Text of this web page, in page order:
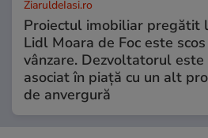
ZiaruldeIasi.ro
Proiectul imobiliar pregătit
Lidl Moara de Foc este
vânzare. Dezvoltatorul este
asociat în piață cu un alt
de anvergură